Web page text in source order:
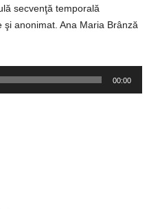
secvenţă temporală
anonimat. Ana Maria Brânză
00:00